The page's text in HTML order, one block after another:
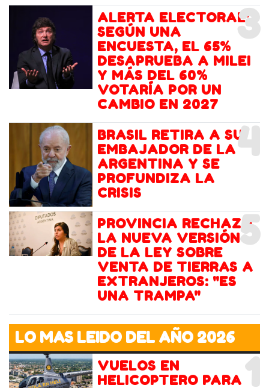
3
ALERTA ELECTORAL:
SEGÚN UNA
ENCUESTA, EL 65%
DESAPRUEBA A MILEI
Y MÁS DEL 60%
VOTARÍA POR UN
CAMBIO EN 2027
4
BRASIL RETIRA A SU
EMBAJADOR DE LA
ARGENTINA Y SE
PROFUNDIZA LA
CRISIS
5
PROVINCIA RECHAZÓ
LA NUEVA VERSIÓN
DE LA LEY SOBRE
VENTA DE TIERRAS A
EXTRANJEROS: "ES
UNA TRAMPA"
LO MAS LEIDO DEL AÑO 2026
1
VUELOS EN
HELICOPTERO PARA